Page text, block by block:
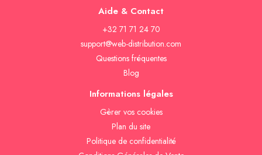
Aide & Contact
+32 71 71 24 70
support@web-distribution.com
Questions fréquentes
Blog
Informations légales
Gèrer vos cookies
Plan du site
Politique de confidentialité